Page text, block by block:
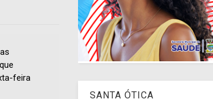
feira
SANTA ÓTICA